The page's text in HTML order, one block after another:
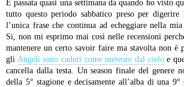
È passata quasi una settimana da quando ho visto
tutto questo periodo sabbatico preso per digerire
l’unica frase che continua ad echeggiare nella
Si, non mi esprimo mai così nelle recensioni
mantenere un certo savoir faire ma stavolta non è
gli Angeli sono caduti come meteore dal cieloe
cancella dalla testa. Un season finale del genere
della 5° stagione e decisamente all’alba di una 9°